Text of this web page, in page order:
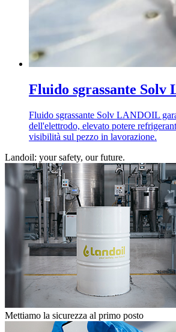
Fluido sgrassante Solv
Fluido sgrassante Solv LANDOIL
dell'elettrodo, elevato potere
visibilità sul pezzo in lavorazione.
Landoil: your safety, our future.
Mettiamo la sicurezza al primo posto